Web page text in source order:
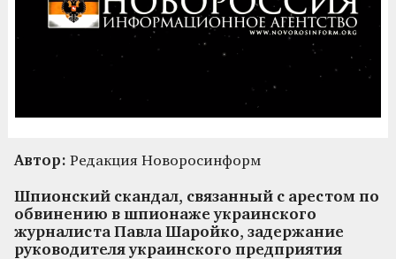
Автор: Редакция Новоросинформ
Шпионский скандал, связанный с арестом по
обвинению в шпионаже украинского
журналиста Павла Шаройко, задержание
руководителя украинского предприятия